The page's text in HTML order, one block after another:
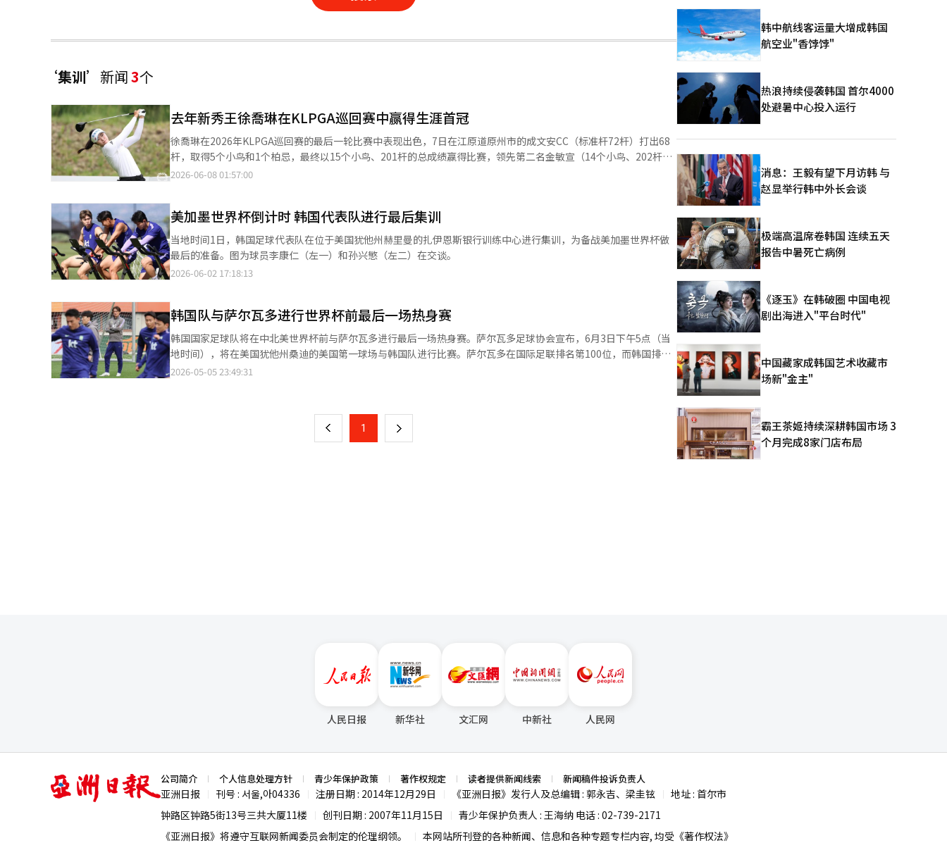
‘集训’ 新闻3个
去年新秀王徐喬琳在KLPGA巡回赛中赢得生涯首冠
徐喬琳在2026年KLPGA巡回赛的最后一轮比赛中表现出色，7日在江原道原州市的成文安CC（标准杆72杆）打出68
杆，取得5个小鸟和1个柏忌，最终以15个小鸟、201杆的总成绩赢得比赛，领先第二名金敏宣（14个小鸟、202杆）
一杆，成功夺冠。 此次胜利使徐喬琳在积分榜上从并列第11位跃升至单独第1位。同时，她获得的奖金为2亿7000万
新秀奖。今年4月，她在更西安公开赛中获得第二名，5月在E1慈善公开赛中获得第三名，展现了出色的击球技巧。
自出道以来，徐喬琳四次进入前3名，终于在此次比赛中实现了她的首个冠军。夺冠后，她咬着嘴唇流下了眼泪，随
后还流鼻血。 在接受媒体采访时，徐喬琳表示：“这是我第四次进入冠军组，之前三次都是以亚军结束。如果这次也
以亚军结束，我会非常失望，因此我努力争取第一。”她还提到：“去年没有夺冠让我感到遗憾。通过冬季集训，我
的心态更加坚定，技术也有了很大提升，这让我能够赢得冠军。” 金敏宣在比赛初期的四个洞中出现了3个柏忌，感
智以12个小鸟、204杆获得第四名。 在本次比赛中，曾挑战KLPGA巡回赛历史上首次单场比赛5冠的朴敏智以总成绩
5个小鸟、211杆并列第25名。※ 本报道经人工智能（AI）系统翻译与编辑。
2026-06-08 01:57:00
美加墨世界杯倒计时 韩国代表队进行最后集训
当地时间1日，韩国足球代表队在位于美国犹他州赫里曼的扎伊恩斯银行训练中心进行集训，为备战美加墨世界杯做
最后的准备。图为球员李康仁（左一）和孙兴慜（左二）在交谈。
2026-06-02 17:18:13
韩国队与萨尔瓦多进行世界杯前最后一场热身赛
韩国国家足球队将在中北美世界杯前与萨尔瓦多进行最后一场热身赛。萨尔瓦多足球协会宣布，6月3日下午5点（当
地时间），将在美国犹他州桑迪的美国第一球场与韩国队进行比赛。萨尔瓦多在国际足联排名第100位，而韩国排名
第25位。萨尔瓦多未能晋级本届世界杯。韩国队曾在2023年6月与萨尔瓦多交手，结果1比1战平。此次比赛的重点是
单。18日，球队将前往美国犹他州盐湖城进行为期约20天的集训，期间将进行战术训练和高海拔适应训练，随后于6
月5日进入墨西哥瓜达拉哈拉。※ 本报道经人工智能（AI）系统翻译与编辑。
2026-05-05 23:49:31
上 1 下
韩中航线客运量大增成韩国
航空业"香饽饽"
热浪持续侵袭韩国 首尔4000
处避暑中心投入运行
消息：王毅有望下月访韩 与
赵显举行韩中外长会谈
极端高温席卷韩国 连续五天
报告中暑死亡病例
《逐玉》在韩破圈 中国电视
剧出海进入"平台时代"
中国藏家成韩国艺术收藏市
场新"金主"
霸王茶姬持续深耕韩国市场 3
个月完成8家门店布局
人民日报 新华社 文汇网 中新社 人民网
亚
洲
日
公司简介 个人信息处理方针 青少年保护政策 著作权规定 读者提供新闻线索 新闻稿件投诉负责人
亚洲日报 刊号 : 서울,아04336 注册日期 : 2014年12月29日 《亚洲日报》发行人及总编辑 : 郭永吉、梁圭铉
地址 : 首尔市
钟路区钟路5街13号三共大厦11楼
创刊日期 : 2007年11月15日
青少年保护负责人 : 王海纳 电话 : 02-739-2171
《亚洲日报》将遵守互联网新闻委员会制定的伦理纲领。
本网站所刊登的各种新闻、信息和各种专题专栏内容, 均受《著作权法》